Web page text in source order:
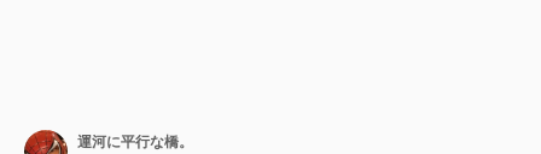
運河に平行な橋。